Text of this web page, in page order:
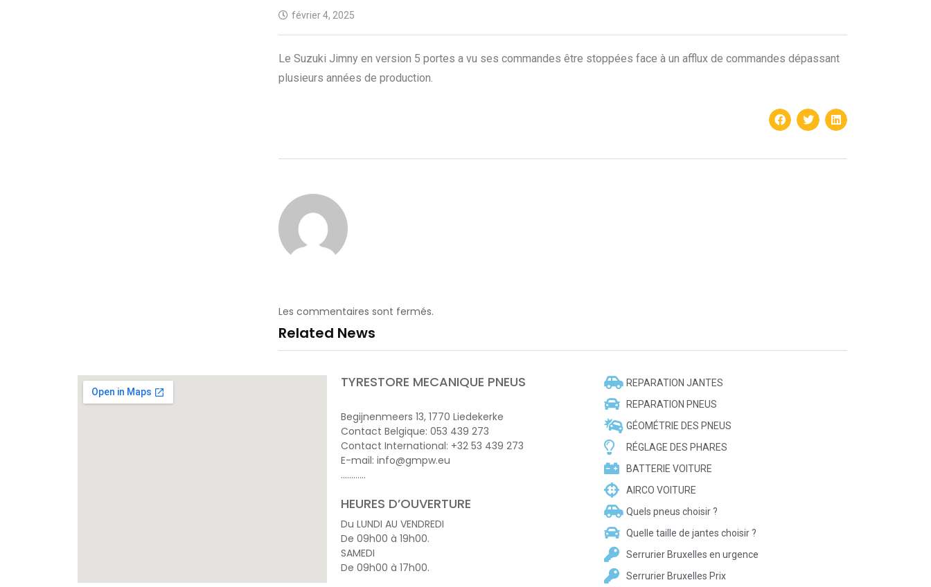
février 4, 2025
Le Suzuki Jimny en version 5 portes a vu ses commandes être stoppées face à un afflux de commandes dépassant
plusieurs années de production.
Les commentaires sont fermés.
Related News
TYRESTORE MECANIQUE PNEUS
Begijnenmeers 13, 1770 Liedekerke
Contact Belgique: 053 439 273
Contact International: +32 53 439 273
E-mail: info@gmpw.eu
…………
HEURES D’OUVERTURE
Du LUNDI AU VENDREDI
De 09h00 à 19h00.
SAMEDI
De 09h00 à 17h00.
REPARATION JANTES
REPARATION PNEUS
GÉOMÉTRIE DES PNEUS
RÉGLAGE DES PHARES
BATTERIE VOITURE
AIRCO VOITURE
Quels pneus choisir ?
Quelle taille de jantes choisir ?
Serrurier Bruxelles en urgence
Serrurier Bruxelles Prix